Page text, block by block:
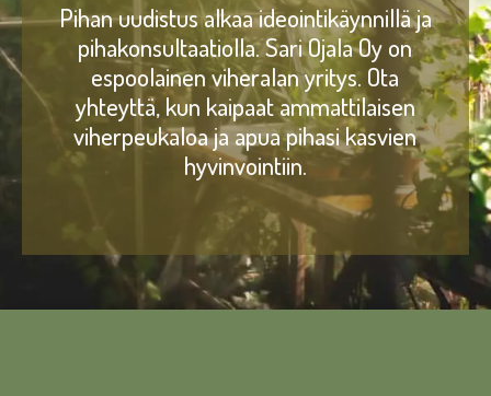
Pihan uudistus alkaa ideointikäynnillä ja
pihakonsultaatiolla. Sari Ojala Oy on
espoolainen viheralan yritys. Ota
yhteyttä, kun kaipaat ammattilaisen
viherpeukaloa ja apua pihasi kasvien
hyvinvointiin.